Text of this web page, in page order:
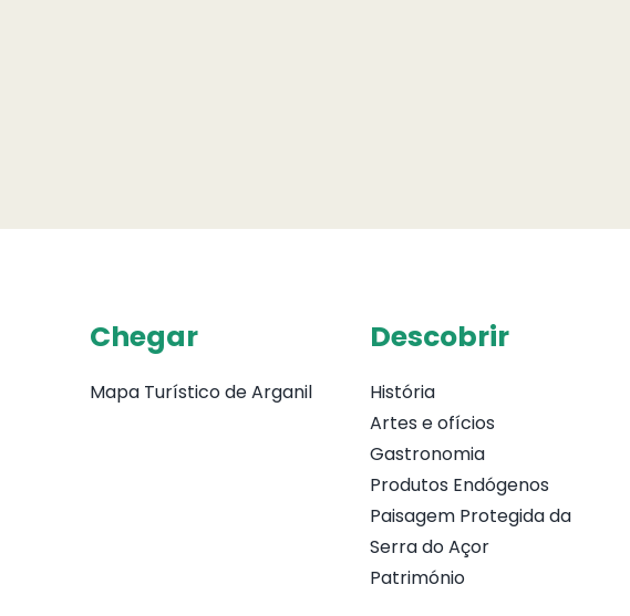
Chegar
Mapa Turístico de Arganil
Descobrir
História
Artes e ofícios
Gastronomia
Produtos Endógenos
Paisagem Protegida da
Serra do Açor
Património